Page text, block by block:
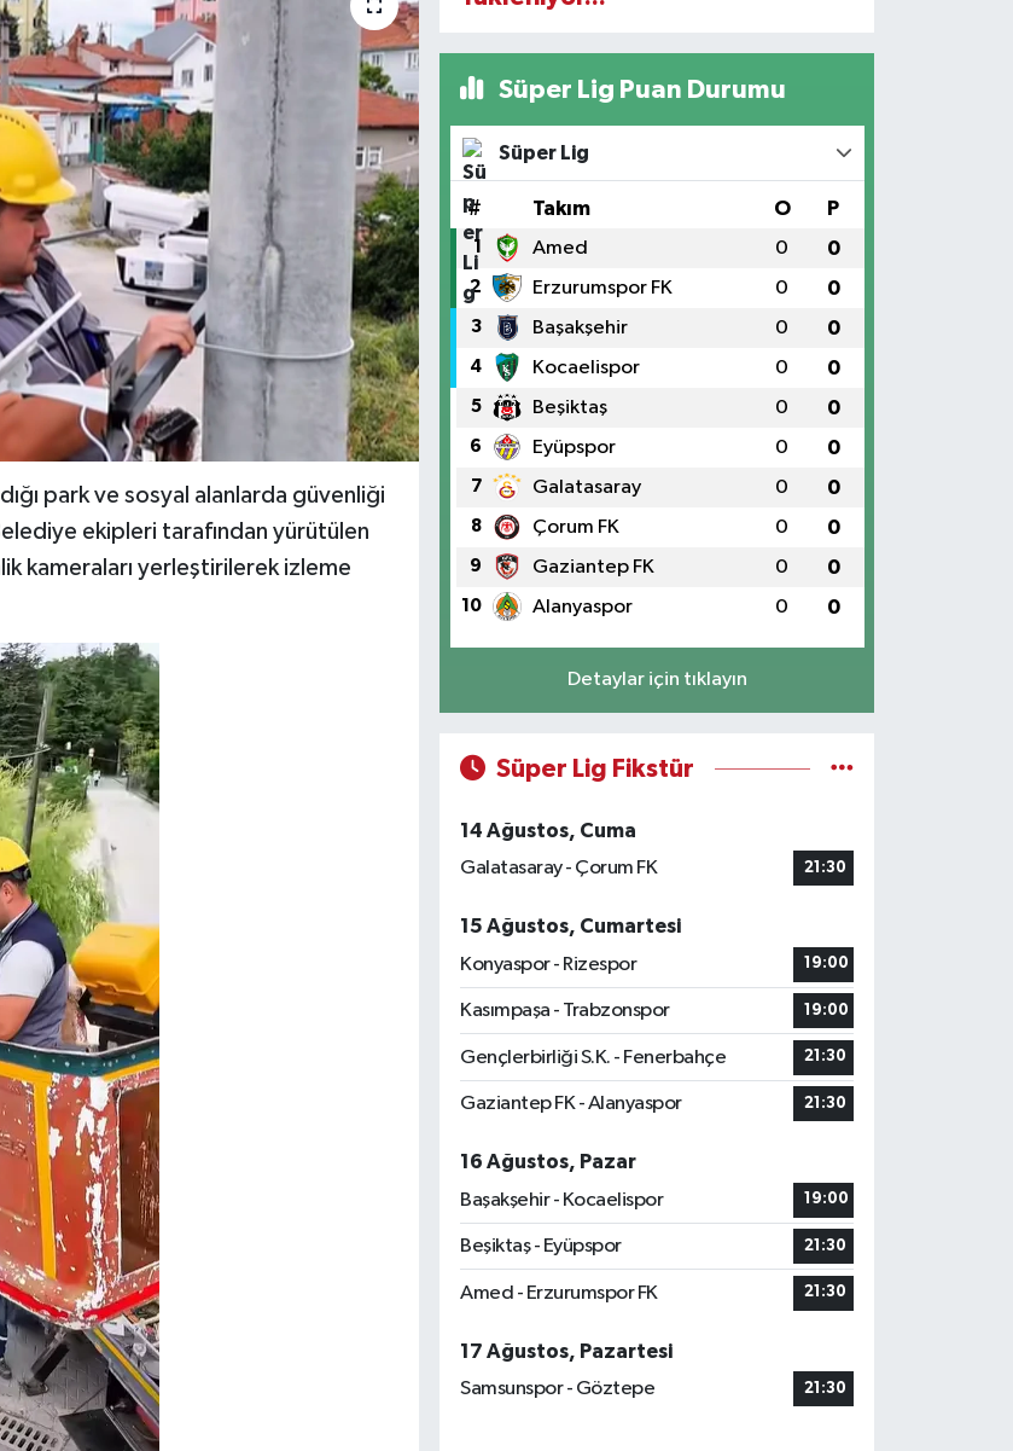
park ve sosyal alanlarda güvenliği
ekipleri tarafından yürütülen
kameraları yerleştirilerek izleme
Süper Lig Puan Durumu
Süper Lig
# Takım O P
1 Amed 0 0
2 Erzurumspor FK 0 0
3 Başakşehir 0 0
4 Kocaelispor 0 0
5 Beşiktaş 0 0
6 Eyüpspor 0 0
7 Galatasaray 0 0
8 Çorum FK 0 0
9 Gaziantep FK 0 0
10 Alanyaspor 0 0
Detaylar için tıklayın
Süper Lig Fikstür
14 Ağustos, Cuma
Galatasaray - Çorum FK
21:30
15 Ağustos, Cumartesi
Konyaspor - Rizespor
19:00
Kasımpaşa - Trabzonspor 19:00
Gençlerbirliği S.K. - Fenerbahçe 21:30
Gaziantep FK - Alanyaspor 21:30
16 Ağustos, Pazar
Başakşehir - Kocaelispor
19:00
Beşiktaş - Eyüpspor 21:30
Amed - Erzurumspor FK 21:30
17 Ağustos, Pazartesi
Samsunspor - Göztepe
21:30